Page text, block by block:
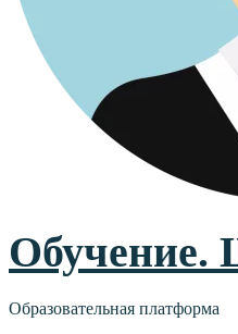
Обучение.
Образовательная платформа